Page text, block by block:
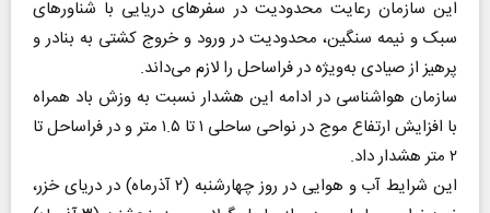
این سازمان رعایت محدودیت در سفرهای دریایی با شناورهای
سبک و نیمه سنگین، محدودیت در ورود و خروج کشتی به بنادر و
پرهیز از صیادی به‌ویژه در فراساحل را لازم می‌داند.
سازمان هواشناسی در ادامه این هشدار نسبت به وزش باد همراه
با افزایش ارتفاع موج در نواحی ساحلی ۱ تا ۱.۵ متر و در فراساحل تا
۲ متر هشدار داد.
این شرایط آب و هوایی در روز چهارشنبه (۲ آذرماه) در دریای خزر،